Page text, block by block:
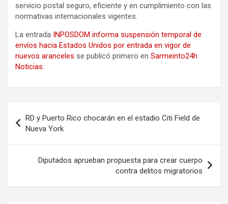
servicio postal seguro, eficiente y en cumplimiento con las
normativas internacionales vigentes.
La entrada INPOSDOM informa suspensión temporal de
envíos hacia Estados Unidos por entrada en vigor de
nuevos aranceles se publicó primero en Sarmeinto24h
Noticias.
de
entradas
RD y Puerto Rico chocarán en el estadio Citi Field de
Nueva York
Diputados aprueban propuesta para crear cuerpo
contra delitos migratorios